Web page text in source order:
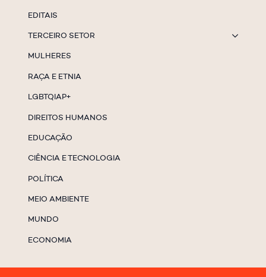
EDITAIS
TERCEIRO SETOR
MULHERES
RAÇA E ETNIA
LGBTQIAP+
DIREITOS HUMANOS
EDUCAÇÃO
CIÊNCIA E TECNOLOGIA
POLÍTICA
MEIO AMBIENTE
MUNDO
ECONOMIA